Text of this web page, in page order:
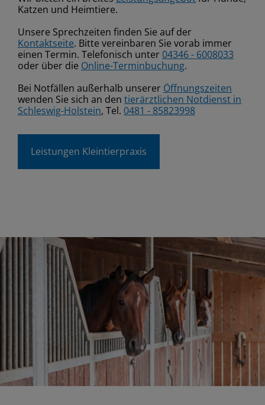
Katzen und Heimtiere.
Unsere Sprechzeiten finden Sie auf der
Kontaktseite. Bitte vereinbaren Sie vorab immer
einen Termin. Telefonisch unter 04346 - 6008033
oder über die Online-Terminbuchung.
Bei Notfällen außerhalb unserer Öffnungszeiten
wenden Sie sich an den tierärztlichen Notdienst in
Schleswig-Holstein, Tel. 0481 - 85823998
Leistungen Kleintierpraxis